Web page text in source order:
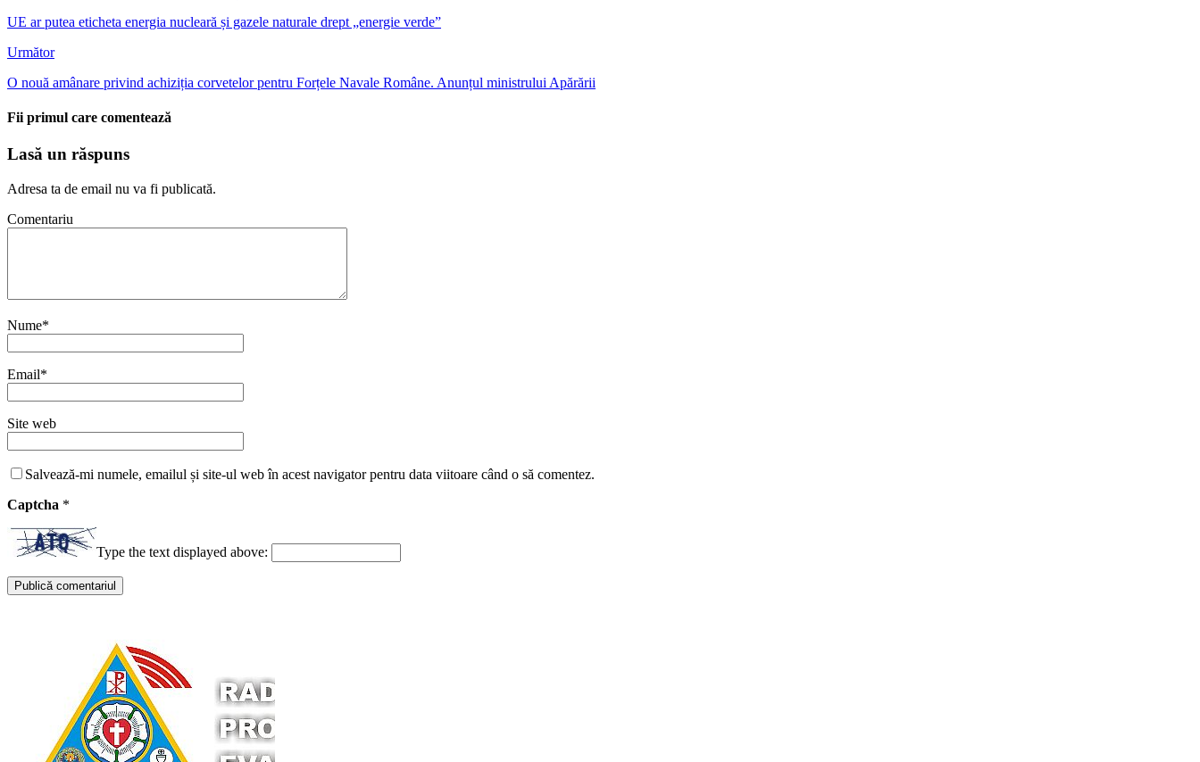
UE ar putea eticheta energia nucleară și gazele naturale drept „energie verde”
Următor
O nouă amânare privind achiziția corvetelor pentru Forțele Navale Române. Anunțul ministrului Apărării
Fii primul care comentează
Lasă un răspuns
Adresa ta de email nu va fi publicată.
Comentariu
Nume*
Email*
Site web
Salvează-mi numele, emailul și site-ul web în acest navigator pentru data viitoare când o să comentez.
Captcha *
Type the text displayed above: